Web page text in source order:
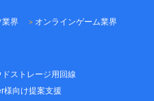
業界
オンラインゲーム業界
ドストレージ用回線
様向け提案支援